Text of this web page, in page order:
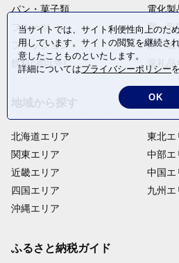
パン・菓子類
電化製
フルーツ
卵・乳
ファッション
米・穀
飲料(酒以外)
返礼品
北海道エリア
関東エリア
近畿エリア
四国エリア
沖縄エリア
東北エ
中部エ
中国エ
九州エ
ふるさと納税ガイド
当サイトでは、サイト利便性向上のた
用しています。サイトの閲覧を継続さ
意したことものといたします。
詳細についてはプライバシーポリシー
OK